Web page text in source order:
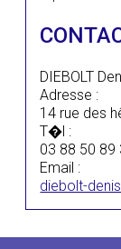
DIEBOLT
Adresse :
14 rue des
T�l :
03 88 50 89
Email :
diebolt-